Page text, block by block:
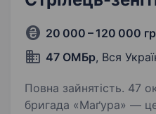
20 000 – 120 000
47 ОМБр, Вся
Повна зайнятість. 47 окрема механізована
бригада «Маґура» —